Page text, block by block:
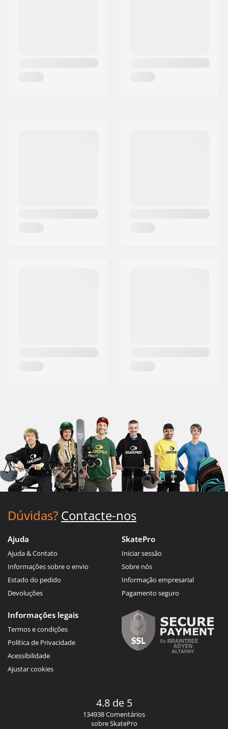
Dúvidas? Contacte-nos
Ajuda
Ajuda & Contato
Informações sobre o envio
Estado do pedido
Devoluções
SkatePro
Iniciar sessão
Sobre nós
Informação empresarial
Pagamento seguro
Informações legais
Termos e condições
Política de Privacidade
Acessibilidade
Ajustar cookies
4.8 de 5
134938 Comentários
sobre SkatePro